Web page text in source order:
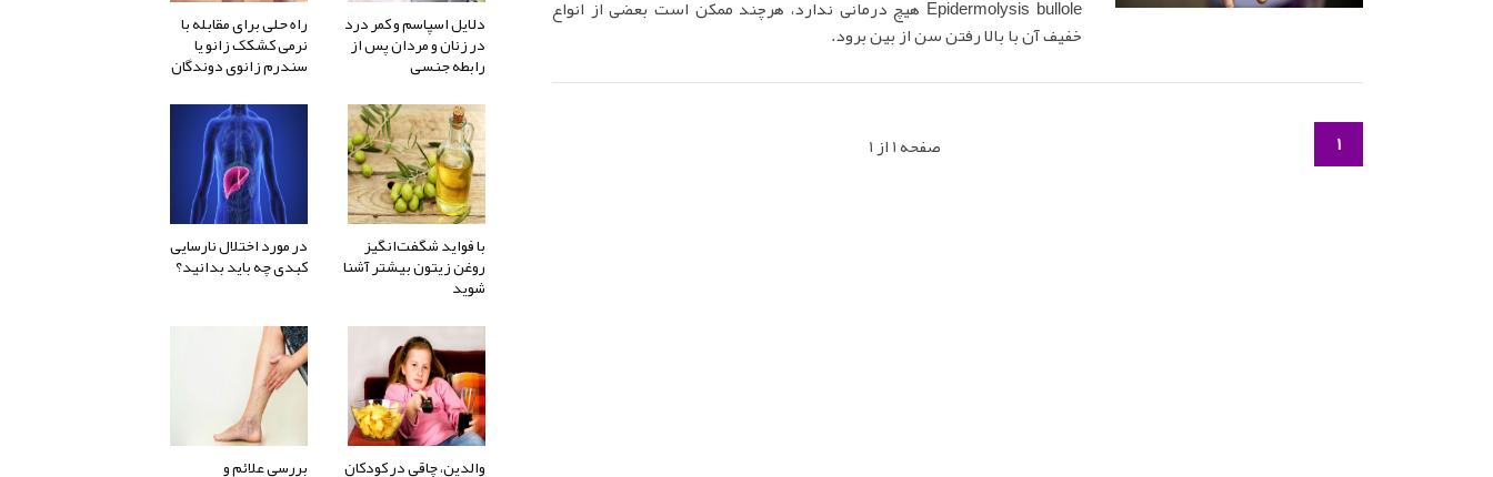
Epidermolysis bullole هیچ درمانی ندارد، هرچند ممکن است بعضی از انواع
خفیف آن با بالا رفتن سن از بین برود.
1 صفحه 1 از 1
دلایل اسپاسم و کمر درد
در زنان و مردان پس از
رابطه جنسی
راه حلی برای مقابله با
نرمی کشکک زانو یا
سندرم زانوی دوندگان
با فواید شگفت‌انگیز
روغن زیتون بیشتر آشنا
شوید
در مورد اختلال نارسایی
کبدی چه باید بدانید؟
والدین، چاقی در کودکان بررسی علائم و